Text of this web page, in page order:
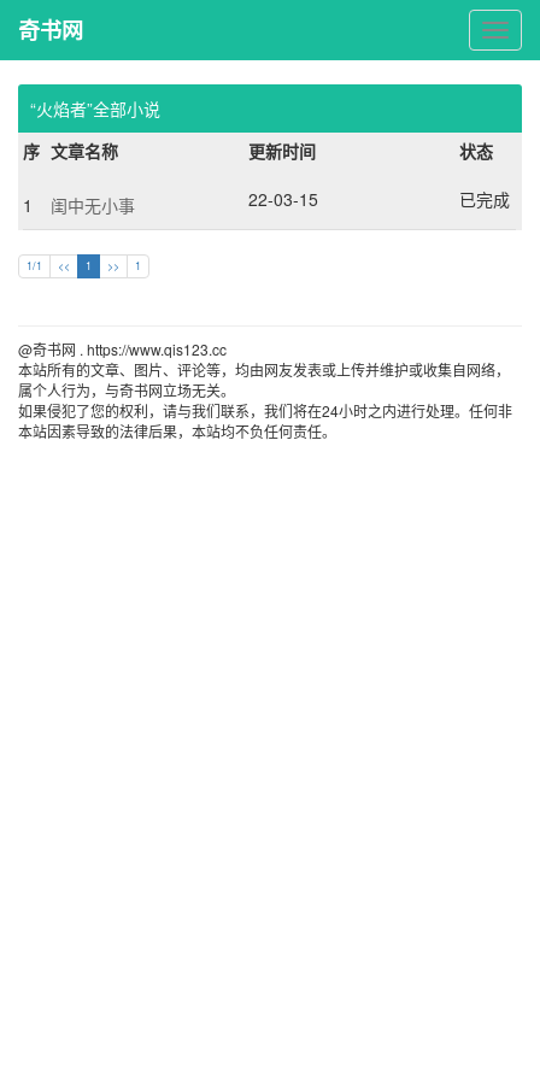
奇
书
网
奇书网
“火焰者”全部小说
序 文章名称 更新时间 状态
1 闺中无小事 22-03-15 已完成
1/1 << 1 >> 1
@奇书网 . https://www.qis123.cc
本站所有的文章、图片、评论等，均由网友发表或上传并维护或收集自网络，
属个人行为，与奇书网立场无关。
如果侵犯了您的权利，请与我们联系，我们将在24小时之内进行处理。任何非
本站因素导致的法律后果，本站均不负任何责任。